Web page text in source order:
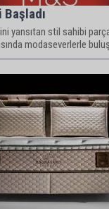
yansıtan stil sahibi
modaseverlerle